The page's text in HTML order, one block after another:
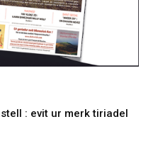
: evit ur merk tiriadel